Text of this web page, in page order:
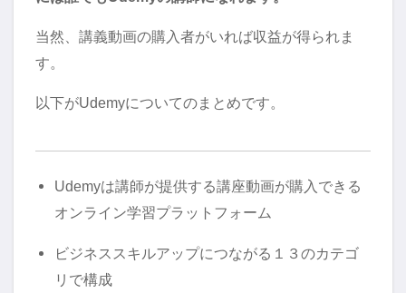
当然、講義動画の購入者がいれば収益が得られま
す。
以下がUdemyについてのまとめです。
Udemyは講師が提供する講座動画が購入できる
オンライン学習プラットフォーム
ビジネススキルアップにつながる１３のカテゴ
リで構成